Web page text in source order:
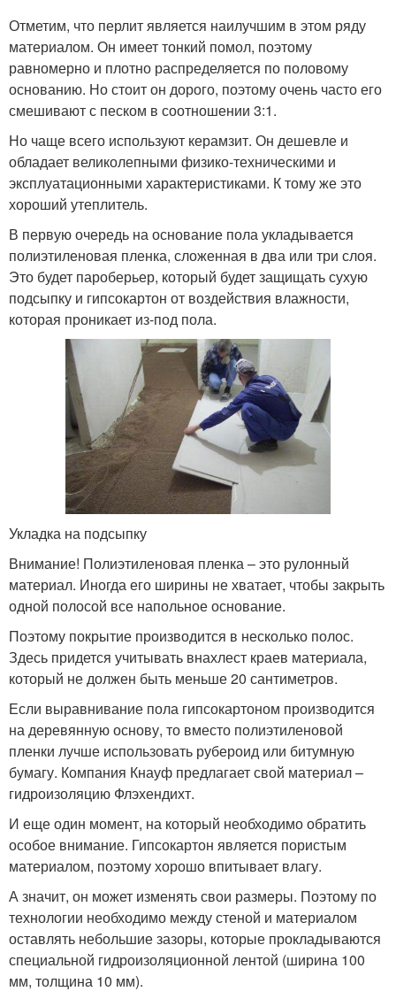
Отметим, что перлит является наилучшим в этом ряду
материалом. Он имеет тонкий помол, поэтому
равномерно и плотно распределяется по половому
основанию. Но стоит он дорого, поэтому очень часто его
смешивают с песком в соотношении 3:1.
Но чаще всего используют керамзит. Он дешевле и
обладает великолепными физико-техническими и
эксплуатационными характеристиками. К тому же это
хороший утеплитель.
В первую очередь на основание пола укладывается
полиэтиленовая пленка, сложенная в два или три слоя.
Это будет пароберьер, который будет защищать сухую
подсыпку и гипсокартон от воздействия влажности,
которая проникает из-под пола.
Укладка на подсыпку
Внимание! Полиэтиленовая пленка – это рулонный
материал. Иногда его ширины не хватает, чтобы закрыть
одной полосой все напольное основание.
Поэтому покрытие производится в несколько полос.
Здесь придется учитывать внахлест краев материала,
который не должен быть меньше 20 сантиметров.
Если выравнивание пола гипсокартоном производится
на деревянную основу, то вместо полиэтиленовой
пленки лучше использовать рубероид или битумную
бумагу. Компания Кнауф предлагает свой материал –
гидроизоляцию Флэхендихт.
И еще один момент, на который необходимо обратить
особое внимание. Гипсокартон является пористым
материалом, поэтому хорошо впитывает влагу.
А значит, он может изменять свои размеры. Поэтому по
технологии необходимо между стеной и материалом
оставлять небольшие зазоры, которые прокладываются
специальной гидроизоляционной лентой (ширина 100
мм, толщина 10 мм).